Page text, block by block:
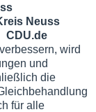
Neuss
CDU.de
wird
und
die
für alle